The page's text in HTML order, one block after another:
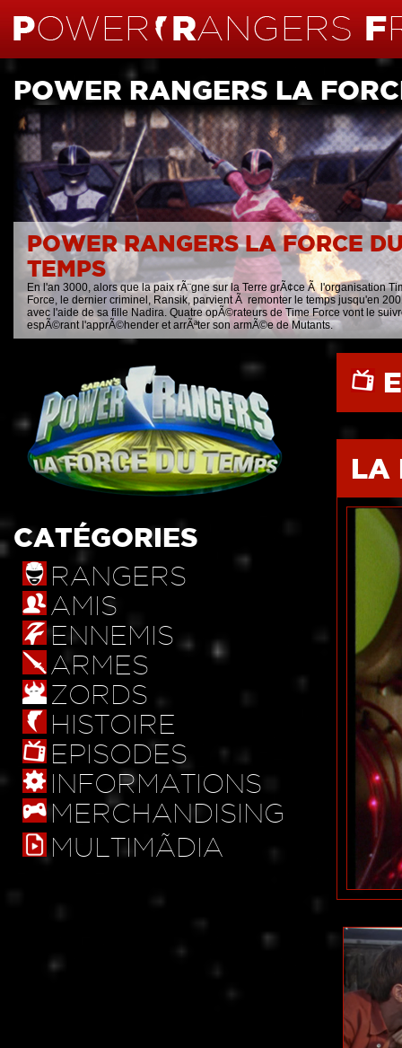
POWER RANGERS LA
POWER RANGERS LA FORCE
TEMPS
En l'an 3000, alors que la paix rÃ¨gne sur la Terre grÃ¢ce Ã l'organisation
Force, le dernier criminel, Ransik, parvient Ã remonter le temps jusqu'en
avec l'aide de sa fille Nadira. Quatre opÃ©rateurs de Time Force vont le
espÃ©rant l'apprÃ©hender et arrÃªter son armÃ©e de Mutants.
CATÉGORIES
RANGERS
AMIS
ENNEMIS
ARMES
ZORDS
HISTOIRE
EPISODES
INFORMATIONS
MERCHANDISING
MULTIMÃDIA
LA